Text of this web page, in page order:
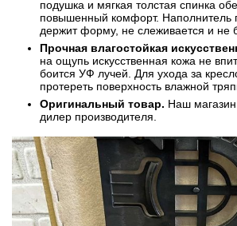
подушка и мягкая толстая спинка
повышенный комфорт.
держит форму, не слеживается и не
Прочная влагостойкая
на ощупь искусственная кожа не
боится УФ лучей. Для ухода за
протереть поверхность влажной
Оригинальный товар. Наш
дилер производителя.